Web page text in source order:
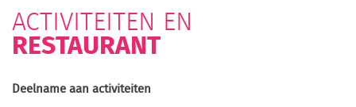
ACTIVITEITEN EN
RESTAURANT
Deelname aan activiteiten